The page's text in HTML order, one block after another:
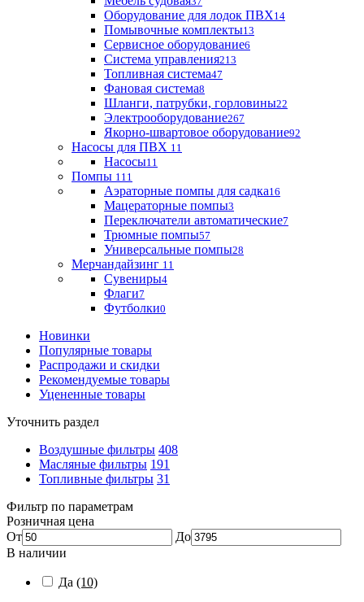
Оборудование для лодок ПВХ14
Помывочные комплекты13
Сервисное оборудование6
Система управления213
Топливная система47
Фановая система8
Шланги, патрубки, горловины22
Электрооборудование267
Якорно-швартовое оборудование92
Насосы для ПВХ 11
Насосы11
Помпы 111
Аэраторные помпы для садка16
Мацераторные помпы3
Переключатели автоматические7
Трюмные помпы57
Универсальные помпы28
Мерчандайзинг 11
Сувениры4
Флаги7
Футболки0
Новинки
Популярные товары
Распродажи и скидки
Рекомендуемые товары
Уцененные товары
Уточнить раздел
Воздушные фильтры 408
Масляные фильтры 191
Топливные фильтры 31
Фильтр по параметрам
Розничная цена
От
До
В наличии
Да (10)